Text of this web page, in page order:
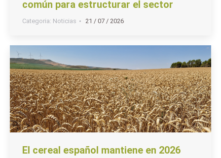
común para estructurar el sector
Categoria: Noticias 21 / 07 / 2026
El cereal español mantiene en 2026